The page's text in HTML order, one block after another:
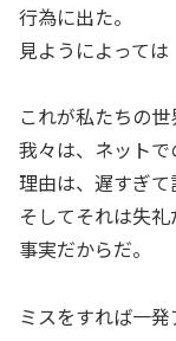
行為に出た。
見ようによって
これが私たちの世
我々は、ネットで
理由は、遅すぎて
そしてそれは失礼
事実だからだ。
ミスをすれば一発